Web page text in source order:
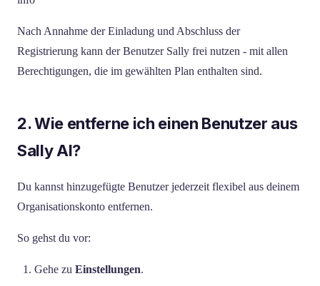
Nach Annahme der Einladung und Abschluss der
Registrierung kann der Benutzer Sally frei nutzen - mit allen
Berechtigungen, die im gewählten Plan enthalten sind.
2. Wie entferne ich einen Benutzer aus
Sally AI?
Du kannst hinzugefügte Benutzer jederzeit flexibel aus deinem
Organisationskonto entfernen.
So gehst du vor:
Gehe zu Einstellungen.